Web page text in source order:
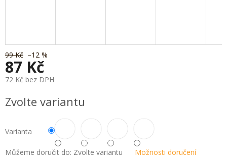
99 Kč –12 %
87 Kč
72 Kč bez DPH
cena:
Zvolte variantu
Varianta
Můžeme doručit do: Zvolte variantu Možnosti doručení